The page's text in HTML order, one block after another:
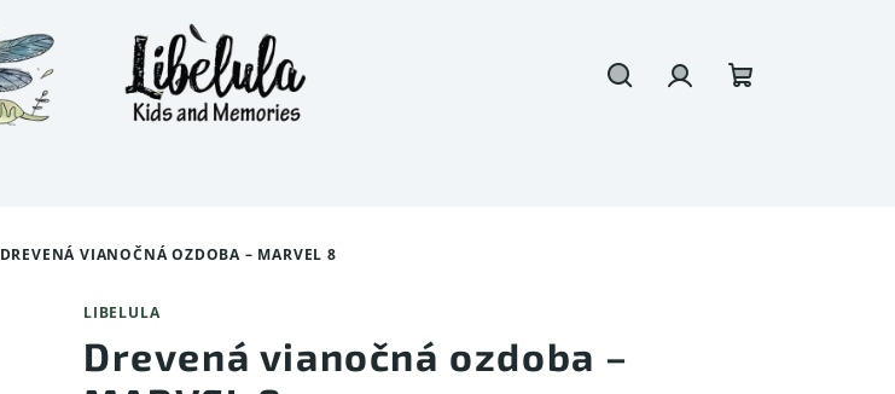
DREVENÁ VIANOČNÁ OZDOBA – MARVEL 8
LIBELULA
Drevená vianočná ozdoba –